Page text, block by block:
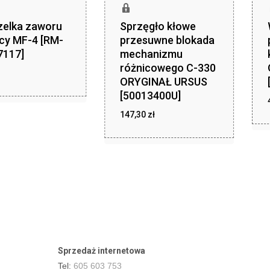
zaworu
MF-4 [RM-
Sprzęgło kłowe
przesuwne blokada
mechanizmu
różnicowego C-330
ORYGINAŁ URSUS
[50013400U]
147,30 zł
Sprzedaż internetowa
Tel: 605 603 753